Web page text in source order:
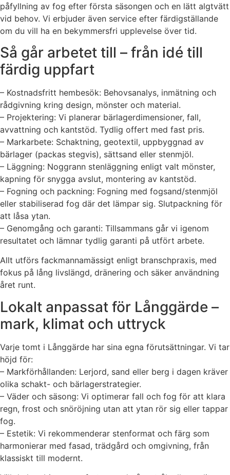
påfyllning av fog efter första säsongen och en lätt algtvätt
vid behov. Vi erbjuder även service efter färdigställande
om du vill ha en bekymmersfri upplevelse över tid.
Så går arbetet till – från idé till
färdig uppfart
– Kostnadsfritt hembesök: Behovsanalys, inmätning och
rådgivning kring design, mönster och material.
– Projektering: Vi planerar bärlagerdimensioner, fall,
avvattning och kantstöd. Tydlig offert med fast pris.
– Markarbete: Schaktning, geotextil, uppbyggnad av
bärlager (packas stegvis), sättsand eller stenmjöl.
– Läggning: Noggrann stenläggning enligt valt mönster,
kapning för snygga avslut, montering av kantstöd.
– Fogning och packning: Fogning med fogsand/stenmjöl
eller stabiliserad fog där det lämpar sig. Slutpackning för
att låsa ytan.
– Genomgång och garanti: Tillsammans går vi igenom
resultatet och lämnar tydlig garanti på utfört arbete.
Allt utförs fackmannamässigt enligt branschpraxis, med
fokus på lång livslängd, dränering och säker användning
året runt.
Lokalt anpassat för Långgärde –
mark, klimat och uttryck
Varje tomt i Långgärde har sina egna förutsättningar. Vi tar
höjd för:
– Markförhållanden: Lerjord, sand eller berg i dagen kräver
olika schakt- och bärlagerstrategier.
– Väder och säsong: Vi optimerar fall och fog för att klara
regn, frost och snöröjning utan att ytan rör sig eller tappar
fog.
– Estetik: Vi rekommenderar stenformat och färg som
harmonierar med fasad, trädgård och omgivning, från
klassiskt till modernt.